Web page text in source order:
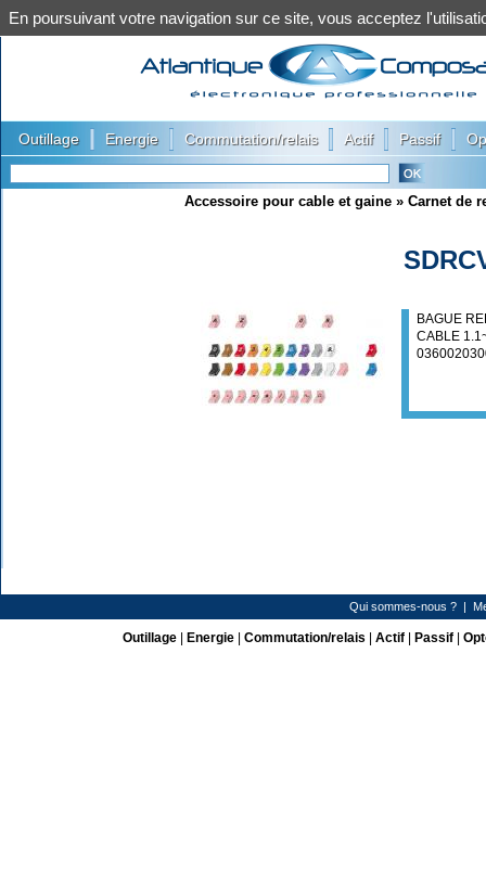
Outillage Energie Commutation/relais Actif Passif
Accessoire pour cable et gaine » Carnet de
BAGUE
CABLE
Qui sommes-nous ? |
Outillage| Energie| Commutation/relais Actif| Passif|
En poursuivant votre navigation sur ce site, vous acceptez